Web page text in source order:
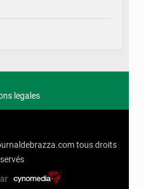
legales
tous droits